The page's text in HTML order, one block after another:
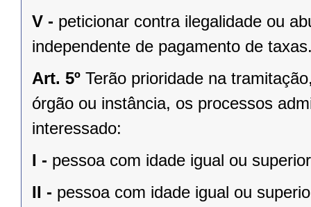
V - peticionar contra ilegalidade ou
independente de pagamento de
Art. 5º Terão prioridade na
órgão ou instância, os processos
interessado:
I - pessoa com idade igual ou
II - pessoa com idade igual ou